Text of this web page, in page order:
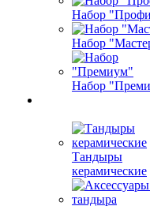
Набор
Набор
Набор
Тандыры
керамические